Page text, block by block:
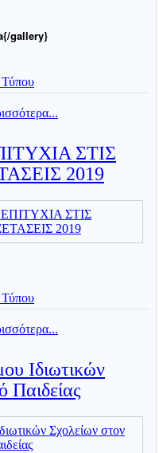
gallery}
Τύπου
ΣΤΙΣ
2019
Τύπου
Ιδιωτικών
Παιδείας